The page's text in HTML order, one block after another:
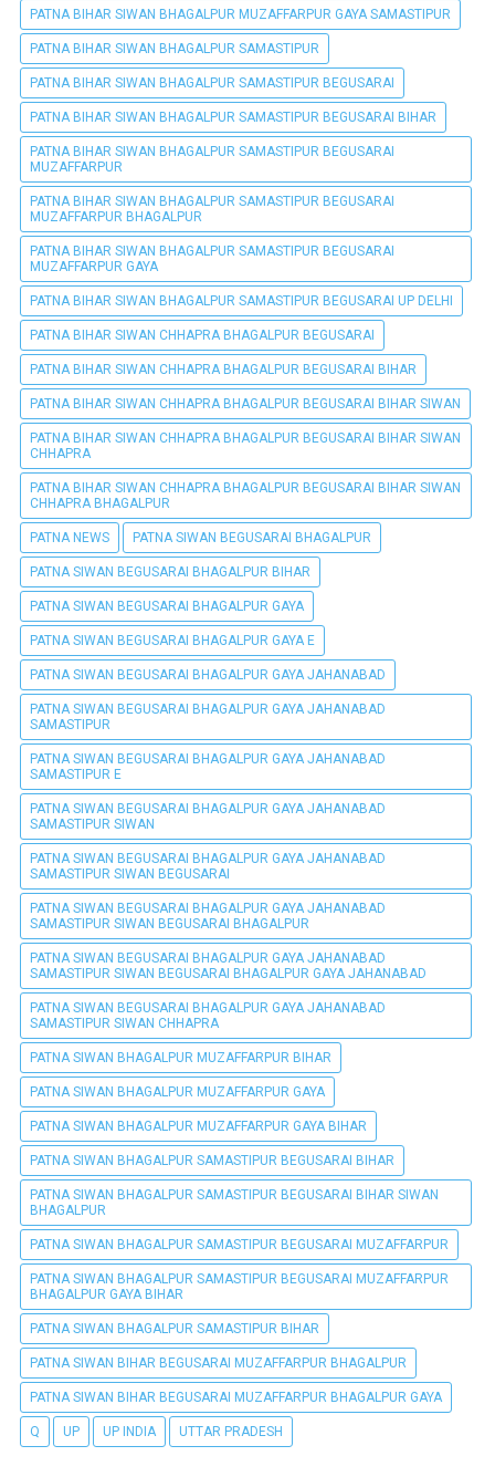
PATNA BIHAR SIWAN BHAGALPUR MUZAFFARPUR GAYA SAMASTIPUR
PATNA BIHAR SIWAN BHAGALPUR SAMASTIPUR
PATNA BIHAR SIWAN BHAGALPUR SAMASTIPUR BEGUSARAI
PATNA BIHAR SIWAN BHAGALPUR SAMASTIPUR BEGUSARAI BIHAR
PATNA BIHAR SIWAN BHAGALPUR SAMASTIPUR BEGUSARAI
MUZAFFARPUR
PATNA BIHAR SIWAN BHAGALPUR SAMASTIPUR BEGUSARAI
MUZAFFARPUR BHAGALPUR
PATNA BIHAR SIWAN BHAGALPUR SAMASTIPUR BEGUSARAI
MUZAFFARPUR GAYA
PATNA BIHAR SIWAN BHAGALPUR SAMASTIPUR BEGUSARAI UP DELHI
PATNA BIHAR SIWAN CHHAPRA BHAGALPUR BEGUSARAI
PATNA BIHAR SIWAN CHHAPRA BHAGALPUR BEGUSARAI BIHAR
PATNA BIHAR SIWAN CHHAPRA BHAGALPUR BEGUSARAI BIHAR SIWAN
PATNA BIHAR SIWAN CHHAPRA BHAGALPUR BEGUSARAI BIHAR SIWAN
CHHAPRA
PATNA BIHAR SIWAN CHHAPRA BHAGALPUR BEGUSARAI BIHAR SIWAN
CHHAPRA BHAGALPUR
PATNA NEWS PATNA SIWAN BEGUSARAI BHAGALPUR
PATNA SIWAN BEGUSARAI BHAGALPUR BIHAR
PATNA SIWAN BEGUSARAI BHAGALPUR GAYA
PATNA SIWAN BEGUSARAI BHAGALPUR GAYA E
PATNA SIWAN BEGUSARAI BHAGALPUR GAYA JAHANABAD
PATNA SIWAN BEGUSARAI BHAGALPUR GAYA JAHANABAD
SAMASTIPUR
PATNA SIWAN BEGUSARAI BHAGALPUR GAYA JAHANABAD
SAMASTIPUR E
PATNA SIWAN BEGUSARAI BHAGALPUR GAYA JAHANABAD
SAMASTIPUR SIWAN
PATNA SIWAN BEGUSARAI BHAGALPUR GAYA JAHANABAD
SAMASTIPUR SIWAN BEGUSARAI
PATNA SIWAN BEGUSARAI BHAGALPUR GAYA JAHANABAD
SAMASTIPUR SIWAN BEGUSARAI BHAGALPUR
PATNA SIWAN BEGUSARAI BHAGALPUR GAYA JAHANABAD
SAMASTIPUR SIWAN BEGUSARAI BHAGALPUR GAYA JAHANABAD
PATNA SIWAN BEGUSARAI BHAGALPUR GAYA JAHANABAD
SAMASTIPUR SIWAN CHHAPRA
PATNA SIWAN BHAGALPUR MUZAFFARPUR BIHAR
PATNA SIWAN BHAGALPUR MUZAFFARPUR GAYA
PATNA SIWAN BHAGALPUR MUZAFFARPUR GAYA BIHAR
PATNA SIWAN BHAGALPUR SAMASTIPUR BEGUSARAI BIHAR
PATNA SIWAN BHAGALPUR SAMASTIPUR BEGUSARAI BIHAR SIWAN
BHAGALPUR
PATNA SIWAN BHAGALPUR SAMASTIPUR BEGUSARAI MUZAFFARPUR
PATNA SIWAN BHAGALPUR SAMASTIPUR BEGUSARAI MUZAFFARPUR
BHAGALPUR GAYA BIHAR
PATNA SIWAN BHAGALPUR SAMASTIPUR BIHAR
PATNA SIWAN BIHAR BEGUSARAI MUZAFFARPUR BHAGALPUR
PATNA SIWAN BIHAR BEGUSARAI MUZAFFARPUR BHAGALPUR GAYA
Q UP UP INDIA UTTAR PRADESH